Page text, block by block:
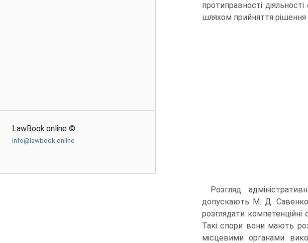
LawBook.online ©
info@lawbook.online
протиправності
шляхом прийняття рішення
Розгляд
допускають М. Д. Савенко,
розглядати
Такі спори вони мають
місцевими органами